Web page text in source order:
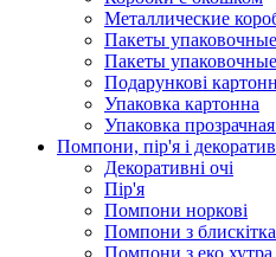
Металлические
Пакеты
Пакеты
Подарункові
Упаковка картонна
Упаковка
Помпони, пір'я і
Декоративні очі
Пір'я
Помпони норкові
Помпони з
Помпони з еко хутра